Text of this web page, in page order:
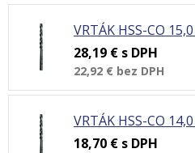
VRTÁK HSS-CO
28,19 € s DPH
22,92 € bez DPH
VRTÁK HSS-CO
18,70 € s DPH